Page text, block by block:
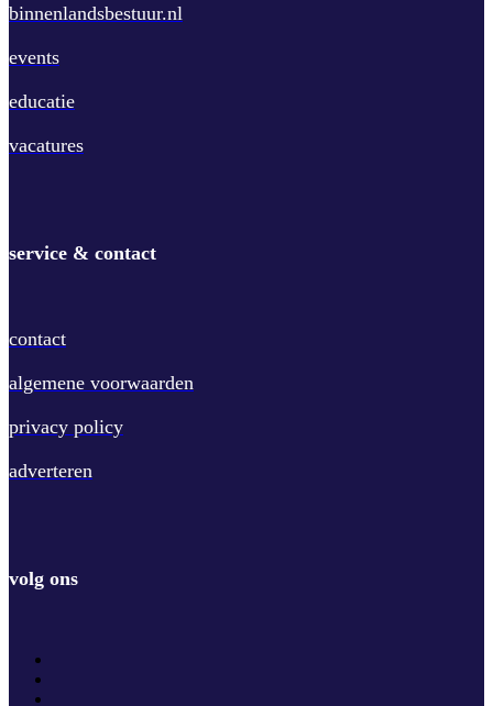
binnenlandsbestuur.nl
events
educatie
vacatures
service & contact
contact
algemene voorwaarden
privacy policy
adverteren
volg ons